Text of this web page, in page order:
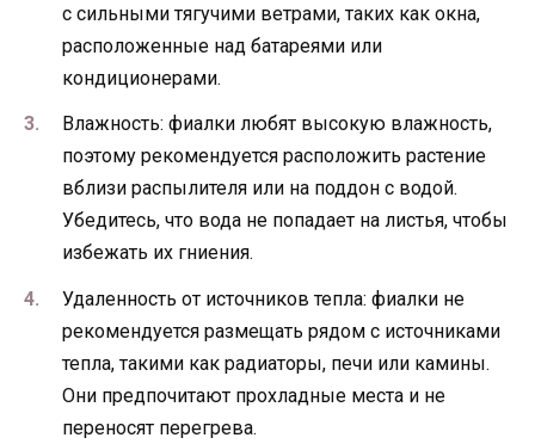
с сильными тягучими ветрами, таких как окна,
расположенные над батареями или
кондиционерами.
Влажность: фиалки любят высокую влажность,
поэтому рекомендуется расположить растение
вблизи распылителя или на поддон с водой.
Убедитесь, что вода не попадает на листья, чтобы
избежать их гниения.
Удаленность от источников тепла: фиалки не
рекомендуется размещать рядом с источниками
тепла, такими как радиаторы, печи или камины.
Они предпочитают прохладные места и не
переносят перегрева.